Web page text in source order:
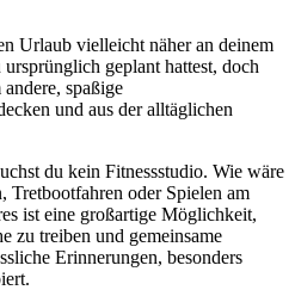
Urlaub vielleicht näher an deinem
geplant hattest, doch
spaßige
und aus der alltäglichen
du kein Fitnessstudio. Wie wäre
Tretbootfahren oder Spielen am
ist eine großartige Möglichkeit,
zu treiben und gemeinsame
Erinnerungen, besonders